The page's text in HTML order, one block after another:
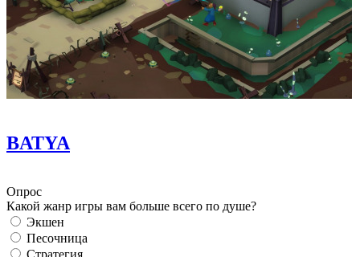
BATYA
Опрос
Какой жанр игры вам больше всего по душе?
Экшен
Песочница
Стратегия